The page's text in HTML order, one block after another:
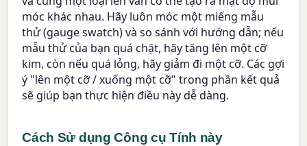
móc khác nhau. Hãy luôn móc một miếng mẫu
thử (gauge swatch) và so sánh với hướng dẫn; nếu
mẫu thử của bạn quá chặt, hãy tăng lên một cỡ
kim, còn nếu quá lỏng, hãy giảm đi một cỡ. Các gợi
ý "lên một cỡ / xuống một cỡ" trong phần kết quả
sẽ giúp bạn thực hiện điều này dễ dàng.
Cách Sử dụng Công cụ Tính này